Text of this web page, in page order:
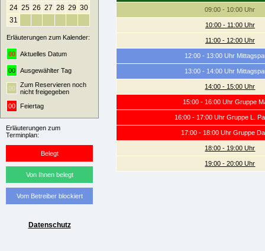
24 25 26 27 28 29 30
31
Erläuterungen zum Kalender:
00 Aktuelles Datum
00 Ausgewählter Tag
00
Zum Reservieren noch
nicht freigegeben
00
Feiertag
Erläuterungen zum
Terminplan:
Belegt
Von Ihnen belegt
Vom Betreiber blockiert
Datenschutz
09:00 - 10:00 Uhr
10:00 - 11:00 Uhr
11:00 - 12:00 Uhr
12:00 - 13:00 Uhr
13:00 - 14:00 Uhr
14:00 - 15:00 Uhr
15:00 - 16:00 Uhr Gruppe
16:00 - 17:00 Uhr Gruppe L.
17:00 - 18:00 Uhr Gruppe
18:00 - 19:00 Uhr
19:00 - 20:00 Uhr